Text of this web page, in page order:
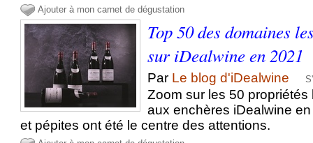
Ajouter à mon carnet de dégustation
Top 50 des domaines
sur iDealwine en 2021
Par Le blog d'iDealwine
Zoom sur les 50
aux enchères iDealwine
et pépites ont été le centre des attentions.